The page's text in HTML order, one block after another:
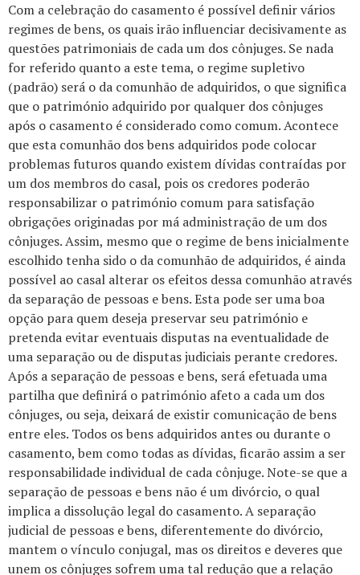
Com a celebração do casamento é possível definir vários
regimes de bens, os quais irão influenciar decisivamente as
questões patrimoniais de cada um dos cônjuges. Se nada
for referido quanto a este tema, o regime supletivo
(padrão) será o da comunhão de adquiridos, o que significa
que o património adquirido por qualquer dos cônjuges
após o casamento é considerado como comum.Acontece
que esta comunhão dos bens adquiridos pode colocar
problemas futuros quando existem dívidas contraídas por
um dos membros do casal, pois os credores poderão
responsabilizar o património comum para satisfação
obrigações originadas por má administração de um dos
cônjuges.Assim, mesmo que o regime de bens inicialmente
escolhido tenha sido o da comunhão de adquiridos, é ainda
possível ao casal alterar os efeitos dessa comunhão através
da separação de pessoas e bens.Esta pode ser uma boa
opção para quem deseja preservar seu património e
pretenda evitar eventuais disputas na eventualidade de
uma separação ou de disputas judiciais perante credores.
Após a separação de pessoas e bens, será efetuada uma
partilha que definirá o património afeto a cada um dos
cônjuges, ou seja, deixará de existir comunicação de bens
entre eles. Todos os bens adquiridos antes ou durante o
casamento, bem como todas as dívidas, ficarão assim a ser
responsabilidade individual de cada cônjuge.Note-se que a
separação de pessoas e bens não é um divórcio, o qual
implica a dissolução legal do casamento.A separação
judicial de pessoas e bens, diferentemente do divórcio,
mantem o vínculo conjugal, mas os direitos e deveres que
unem os cônjuges sofrem uma tal redução que a relação